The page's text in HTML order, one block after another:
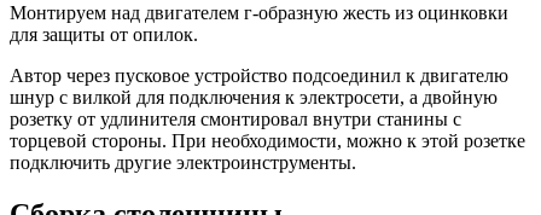
Монтируем над двигателем г-образную жесть из оцинковки
для защиты от опилок.
Автор через пусковое устройство подсоединил к двигателю
шнур с вилкой для подключения к электросети, а двойную
розетку от удлинителя смонтировал внутри станины с
торцевой стороны. При необходимости, можно к этой розетке
подключить другие электроинструменты.